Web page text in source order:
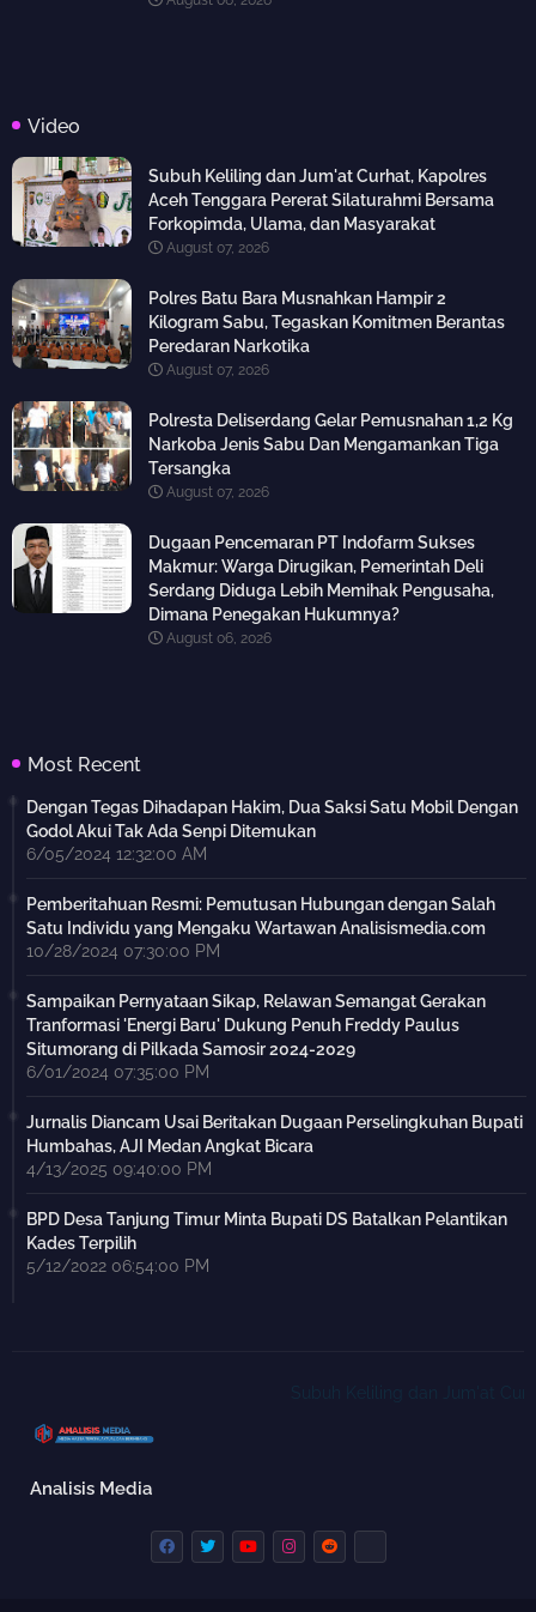
Video
Subuh Keliling dan Jum'at Curhat, Kapolres
Aceh Tenggara Pererat Silaturahmi Bersama
Forkopimda, Ulama, dan Masyarakat
August 07, 2026
Polres Batu Bara Musnahkan Hampir 2
Kilogram Sabu, Tegaskan Komitmen Berantas
Peredaran Narkotika
August 07, 2026
Polresta Deliserdang Gelar Pemusnahan 1,2 Kg
Narkoba Jenis Sabu Dan Mengamankan Tiga
Tersangka
August 07, 2026
Dugaan Pencemaran PT Indofarm Sukses
Makmur: Warga Dirugikan, Pemerintah Deli
Serdang Diduga Lebih Memihak Pengusaha,
Dimana Penegakan Hukumnya?
August 06, 2026
Most Recent
Dengan Tegas Dihadapan Hakim, Dua Saksi Satu Mobil Dengan
Godol Akui Tak Ada Senpi Ditemukan
6/05/2024 12:32:00 AM
Pemberitahuan Resmi: Pemutusan Hubungan dengan Salah
Satu Individu yang Mengaku Wartawan Analisismedia.com
10/28/2024 07:30:00 PM
Sampaikan Pernyataan Sikap, Relawan Semangat Gerakan
Tranformasi 'Energi Baru' Dukung Penuh Freddy Paulus
Situmorang di Pilkada Samosir 2024-2029
6/01/2024 07:35:00 PM
Jurnalis Diancam Usai Beritakan Dugaan Perselingkuhan Bupati
Humbahas, AJI Medan Angkat Bicara
4/13/2025 09:40:00 PM
BPD Desa Tanjung Timur Minta Bupati DS Batalkan Pelantikan
Kades Terpilih
5/12/2022 06:54:00 PM
Analisis Media